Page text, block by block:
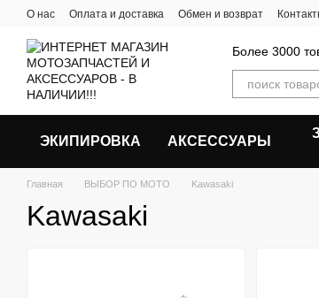
Перейти к основному контенту
О нас Оплата и доставка Обмен и возврат
Более 3000
ЭКИПИРОВКА АКСЕССУАРЫ
Главная ВЫБОР ПО МОТО Kawasaki
Kawasaki